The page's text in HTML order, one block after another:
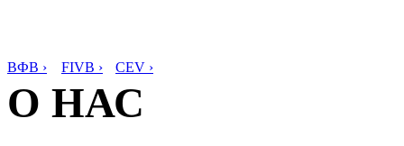
ВФВ › FIVB › CEV ›
О НАС